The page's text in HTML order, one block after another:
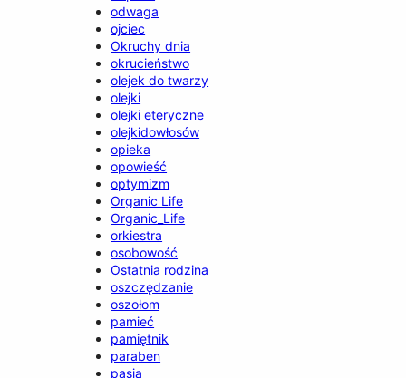
odwaga
ojciec
Okruchy dnia
okrucieństwo
olejek do twarzy
olejki
olejki eteryczne
olejkidowłosów
opieka
opowieść
optymizm
Organic Life
Organic_Life
orkiestra
osobowość
Ostatnia rodzina
oszczędzanie
oszołom
pamieć
pamiętnik
paraben
pasja